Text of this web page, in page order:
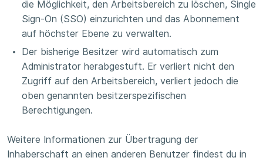
die Möglichkeit, den Arbeitsbereich zu löschen, Single
Sign-On (SSO) einzurichten und das Abonnement
auf höchster Ebene zu verwalten.
Der bisherige Besitzer wird automatisch zum
Administrator herabgestuft. Er verliert nicht den
Zugriff auf den Arbeitsbereich, verliert jedoch die
oben genannten besitzerspezifischen
Berechtigungen.
Weitere Informationen zur Übertragung der
Inhaberschaft an einen anderen Benutzer findest du in